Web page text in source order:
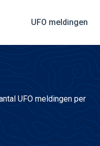
UFO meldingen
UFO meldingen per